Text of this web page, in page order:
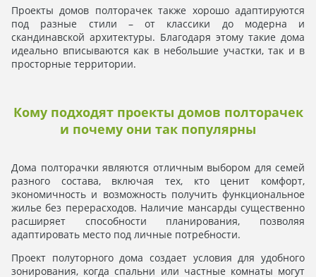
Проекты домов полторачек также хорошо адаптируются
под разные стили – от классики до модерна и
скандинавской архитектуры. Благодаря этому такие дома
идеально вписываются как в небольшие участки, так и в
просторные территории.
Кому подходят проекты домов полторачек
и почему они так популярны
Дома полторачки являются отличным выбором для семей
разного состава, включая тех, кто ценит комфорт,
экономичность и возможность получить функциональное
жилье без перерасходов. Наличие мансарды существенно
расширяет способности планирования, позволяя
адаптировать место под личные потребности.
Проект полуторного дома создает условия для удобного
зонирования, когда спальни или частные комнаты могут